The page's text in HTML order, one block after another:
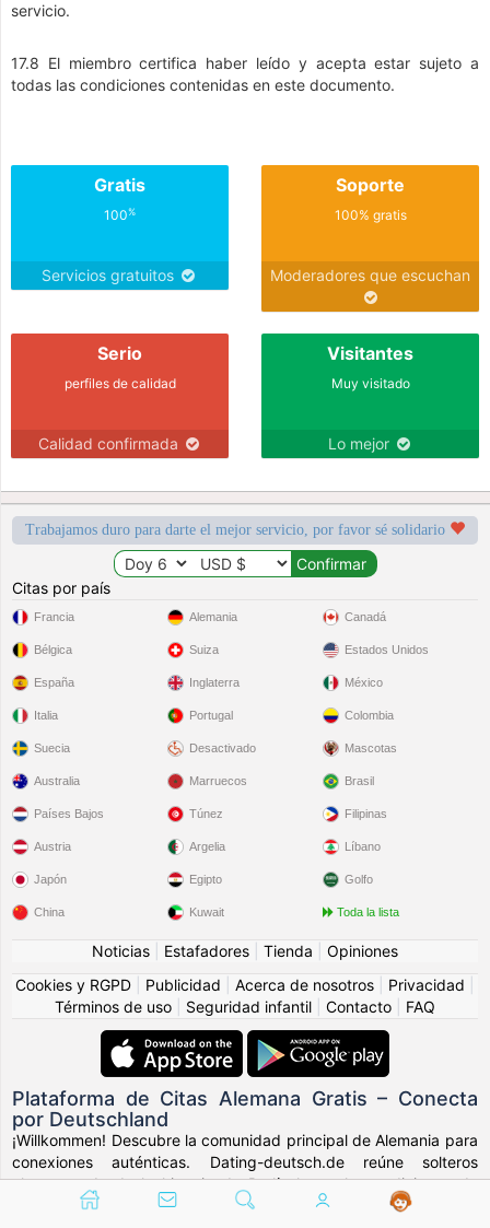
servicio.
17.8 El miembro certifica haber leído y acepta estar sujeto a
todas las condiciones contenidas en este documento.
Gratis
100%
Servicios gratuitos
Soporte
100% gratis
Moderadores que escuchan
Serio
perfiles de calidad
Calidad confirmada
Visitantes
Muy visitado
Lo mejor
Trabajamos duro para darte el mejor servicio, por favor sé solidario
Citas por país
Francia
Bélgica
España
Italia
Suecia
Alemania
Suiza
Inglaterra
Portugal
Desactivado
Canadá
Estados Unidos
México
Colombia
Mascotas
Australia
Países Bajos
Austria
Japón
China
Marruecos
Túnez
Argelia
Egipto
Kuwait
Brasil
Filipinas
Líbano
Golfo
Toda la lista
Noticias Estafadores Tienda
Opiniones
Cookies y RGPD
Publicidad Acerca de nosotros Privacidad
Términos de uso
Seguridad infantil Contacto FAQ
Plataforma de Citas Alemana Gratis – Conecta
por Deutschland
¡Willkommen! Descubre la comunidad principal de Alemania para
conexiones auténticas. Dating-deutsch.de reúne solteros
alemanes desde la historia de Berlín hasta las tradiciones de
Múnich, fomentando relaciones basadas en honestidad,